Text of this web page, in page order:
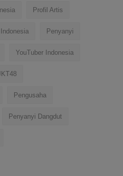
Profil Artis
Penyanyi
YouTuber Indonesia
Pengusaha
Penyanyi Dangdut